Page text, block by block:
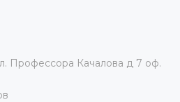
Профессора Качалова д 7 оф.